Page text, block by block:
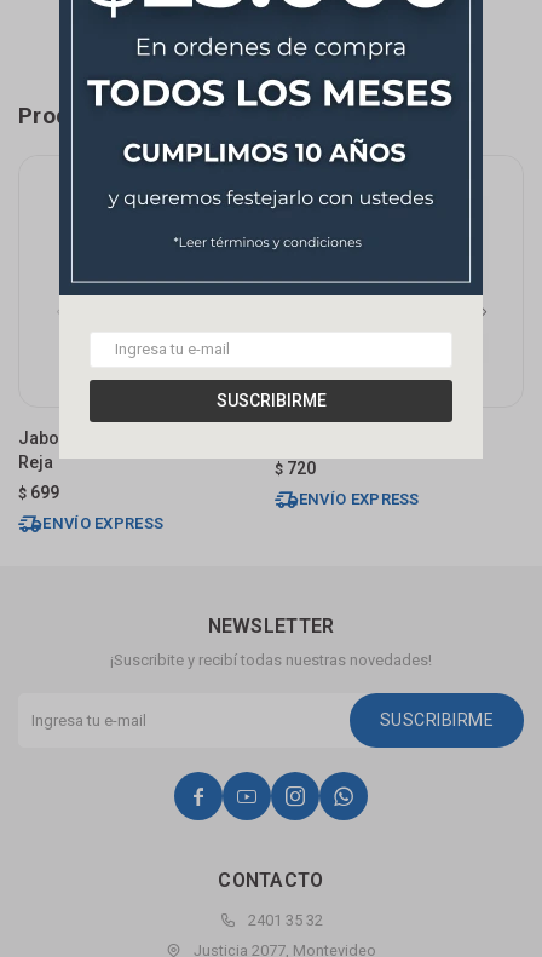
SUSCRIBIRME
Productos que te pueden interesar
Jabonera De Acero Cromado
Reja
$ 699
ENVÍO EXPRESS
$ 720
ENVÍO EXPRESS
CONTACTO
2401 35 32
Justicia 2077, Montevideo
NEWSLETTER
¡Suscribite y recibí todas nuestras novedades!
SUSCRIBIRME
   